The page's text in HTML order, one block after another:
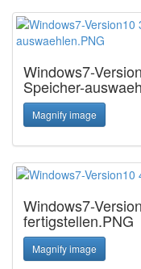
Windows7-
Speicher-
Magnify image
Windows7-
fertigstellen.PNG
Magnify image